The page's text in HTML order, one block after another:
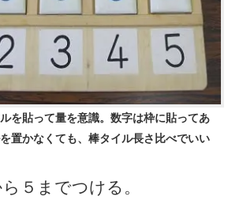
を貼って量を意識。数字は枠に貼ってあ
置かなくても、棒タイル長さ比べでいい
５までつける。